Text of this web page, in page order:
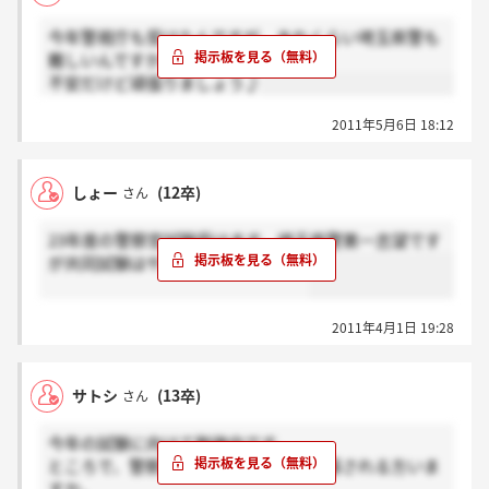
今年警視庁も受けたんですが、あれくらい埼玉県警も
難しいんですかねー
不安だけど頑張りましょう♪
2011年5月6日 18:12
しょー さん (12卒)
23年度の警察官試験受けます。埼玉県警第一志望です
が共同試験はやらないんですかね？
2011年4月1日 19:28
サトシ さん (13卒)
今年の試験に向けて勉強中です。
ところで、警察業務代替支援要員に応募される方いま